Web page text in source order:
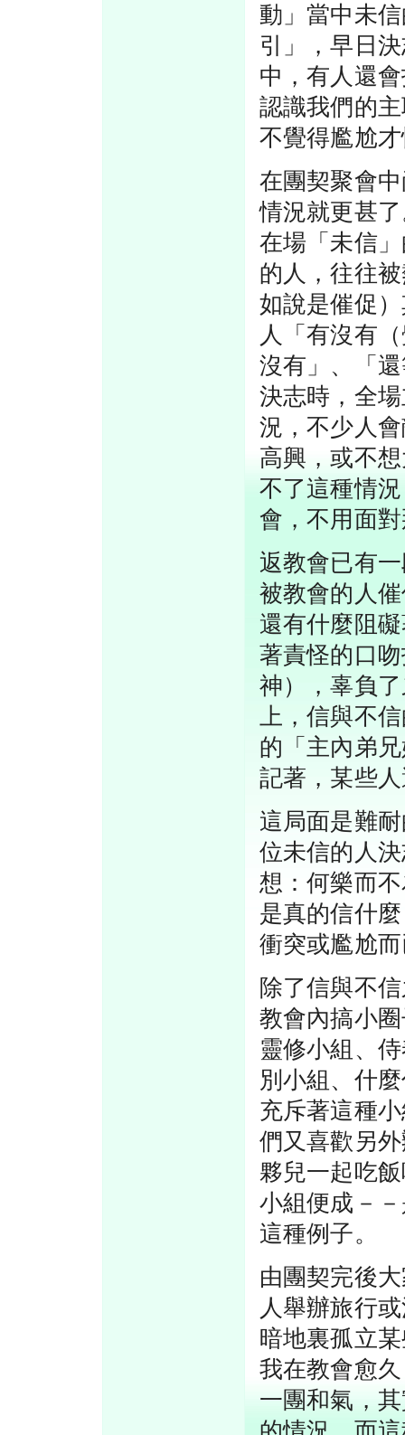
動」當中未
引」，早日
中，有人還
認識我們的
不覺得尷尬
在團契聚會
情況就更甚
在場「未信
的人，往往
如說是催促
人「有沒有
沒有」、「
決志時，全
況，不少人
高興，或不
不了這種情
會，不用面
返教會已有
被教會的人
還有什麼阻
著責怪的口
神），辜負
上，信與不
的「主內弟
記著，某些
這局面是難
位未信的人
想：何樂而
是真的信什
衝突或尷尬
除了信與不
教會內搞小
靈修小組、
別小組、什
充斥著這種
們又喜歡另
夥兒一起吃
小組便成－
這種例子。
由團契完後
人舉辦旅行
暗地裏孤立
我在教會愈
一團和氣，